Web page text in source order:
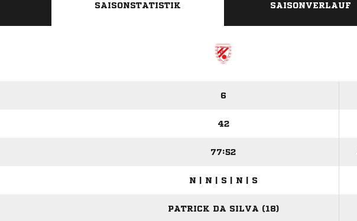
SAISONSTATISTIK SAISONVERLAUF
6
42
77:52
N | N | S | N | S
PATRICK DA SILVA (18)